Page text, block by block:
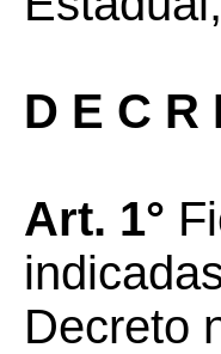
D E C R
Art. 1°
Decreto